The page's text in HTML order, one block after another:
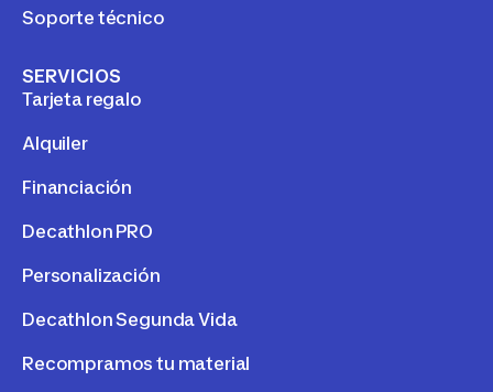
Soporte técnico
SERVICIOS
Tarjeta regalo
Alquiler
Financiación
Decathlon PRO
Personalización
Decathlon Segunda Vida
Recompramos tu material